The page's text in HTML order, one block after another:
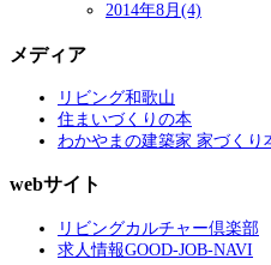
2014年8月(4)
メディア
リビング和歌山
住まいづくりの本
わかやまの建築家 家づくり
webサイト
リビングカルチャー倶楽部
求人情報GOOD-JOB-NAVI